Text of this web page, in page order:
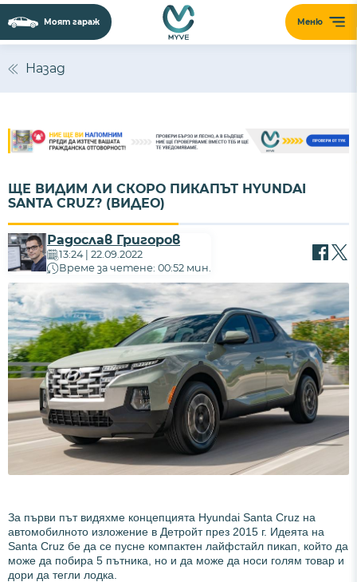
Меню
Моят гараж
Назад
ЩЕ ВИДИМ ЛИ СКОРО ПИКАПЪТ HYUNDAI
SANTA CRUZ? (ВИДЕО)
Радослав Григоров
13:24 | 22.09.2022
Време за четене: 00:52 мин.
За първи път видяхме концепцията Hyundai Santa Cruz на
автомобилното изложение в Детройт през 2015 г. Идеята на
Santa Cruz бе да се пусне компактен лайфстайл пикап, който да
може да побира 5 пътника, но и да може да носи голям товар и
дори да тегли лодка.